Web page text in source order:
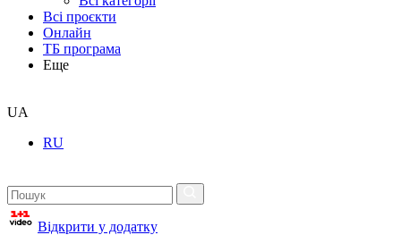
Всі проєкти
Онлайн
ТБ програма
Еще
UA
RU
Відкрити у додатку